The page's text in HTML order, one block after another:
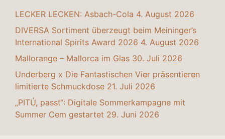
LECKER LECKEN: Asbach-Cola 4. August 2026
DIVERSA Sortiment überzeugt beim Meininger’s
International Spirits Award 2026 4. August 2026
Mallorange – Mallorca im Glas 30. Juli 2026
Underberg x Die Fantastischen Vier präsentieren
limitierte Schmuckdose 21. Juli 2026
„PITÚ, passt“: Digitale Sommerkampagne mit
Summer Cem gestartet 29. Juni 2026